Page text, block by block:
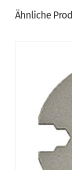
Ähnliche